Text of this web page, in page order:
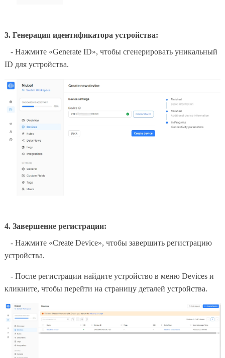
3. Генерация идентификатора устройства:
- Нажмите «Generate ID», чтобы сгенерировать уникальный
ID для устройства.
4. Завершение регистрации:
- Нажмите «Create Device», чтобы завершить регистрацию
устройства.
- После регистрации найдите устройство в меню Devices и
кликните, чтобы перейти на страницу деталей устройства.